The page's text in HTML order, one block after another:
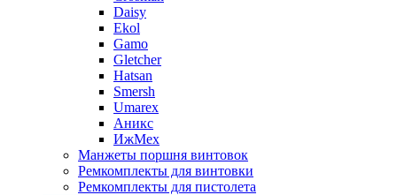
Daisy
Ekol
Gamo
Gletcher
Hatsan
Smersh
Umarex
Аникс
ИжМех
Манжеты поршня винтовок
Ремкомплекты для винтовки
Ремкомплекты для пистолета